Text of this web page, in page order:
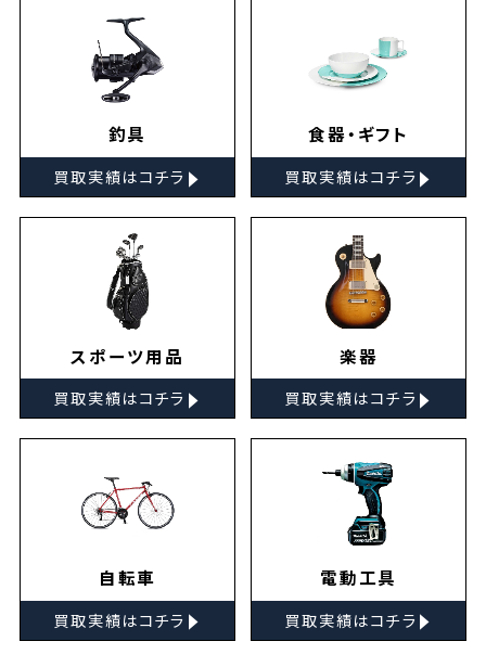
釣具
買取実績はコチラ ▸
食器・ギフト
買取実績はコチラ ▸
スポーツ用品
買取実績はコチラ ▸
楽器
買取実績はコチラ ▸
自転車
買取実績はコチラ ▸
電動工具
買取実績はコチラ ▸